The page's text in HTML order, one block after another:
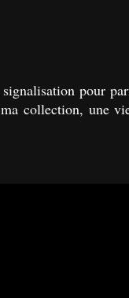
pour
collection, une